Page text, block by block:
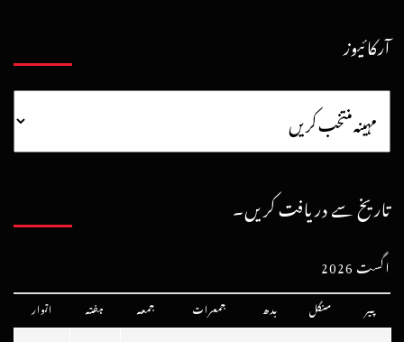
آرکائیوز
تاریخ سے دریافت کریں۔
اگست 2026
پیر منگل بدھ جمعرات جمعہ ہفتہ اتوار